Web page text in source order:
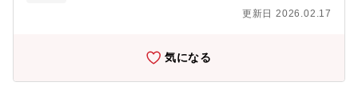
有する先輩社員が必ず確認する為、研修後もサポート体制は万全
いて希望を十分に考慮の上、決定いたします。なお、就業開始か
ら１年を経過したタイミングで、再度希望勤務地をお出しいただ
くことが可能です。店舗状況にもよりますが、希望勤務地での就
更新日 2026.02.17
気になる